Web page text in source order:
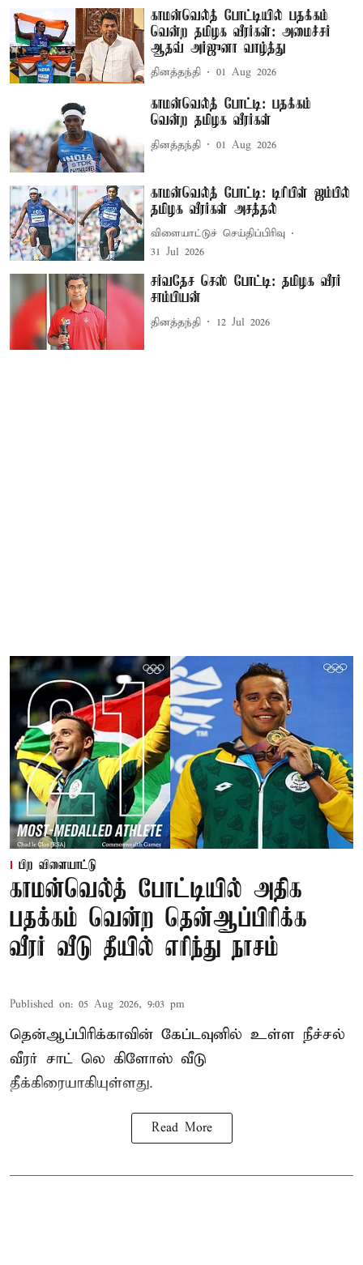
காமன்வெல்த் போட்டியில் பதக்கம்
வென்ற தமிழக வீரர்கள்: அமைச்சர்
ஆதவ் அர்ஜுனா வாழ்த்து
தினத்தந்தி 01 Aug 2026
காமன்வெல்த் போட்டி: பதக்கம்
வென்ற தமிழக வீரர்கள்
தினத்தந்தி 01 Aug 2026
காமன்வெல்த் போட்டி: டிரிபிள் ஜம்பில்
தமிழக வீரர்கள் அசத்தல்
விளையாட்டுச் செய்திப்பிரிவு
31 Jul 2026
சர்வதேச செஸ் போட்டி: தமிழக வீரர்
சாம்பியன்
தினத்தந்தி 12 Jul 2026
பிற விளையாட்டு
காமன்வெல்த் போட்டியில் அதிக
பதக்கம் வென்ற தென்ஆப்பிரிக்க
வீரர் வீடு தீயில் எரிந்து நாசம்
Published on: 05 Aug 2026, 9:03 pm
தென்ஆப்பிரிக்காவின் கேப்டவுனில் உள்ள நீச்சல்
வீரர் சாட் லெ கிளோஸ் வீடு
தீக்கிரையாகியுள்ளது.
Read More